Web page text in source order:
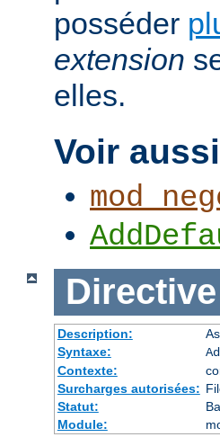
posséder
extension
elles.
Voir aussi
Directive
Description:
Syntaxe:
Contexte:
Surcharges autorisées:
Statut:
Module: